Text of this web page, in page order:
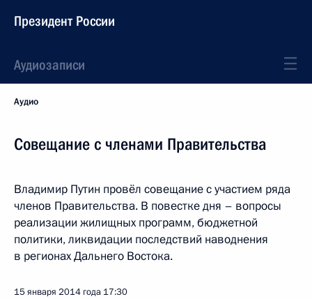
Президент России
Аудиозаписи
Аудио
Совещание с членами Правительства
Владимир Путин провёл совещание с участием ряда
членов Правительства. В повестке дня – вопросы
реализации жилищных программ, бюджетной
политики, ликвидации последствий наводнения
в регионах Дальнего Востока.
15 января 2014 года 17:30